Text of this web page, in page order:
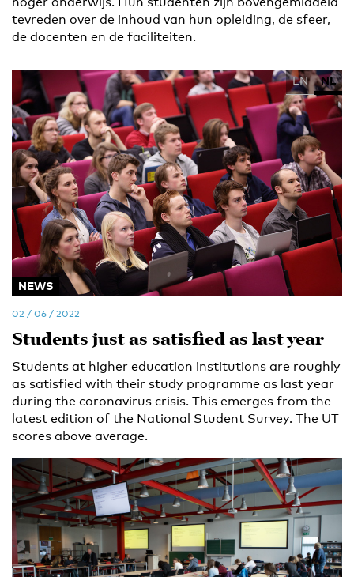
tevreden over de inhoud van hun opleiding, de sfeer,
de docenten en de faciliteiten.
EN NL
NEWS
02 / 06 / 2022
Students just as satisfied as last year
Students at higher education institutions are roughly
as satisfied with their study programme as last year
during the coronavirus crisis. This emerges from the
latest edition of the National Student Survey. The UT
scores above average.